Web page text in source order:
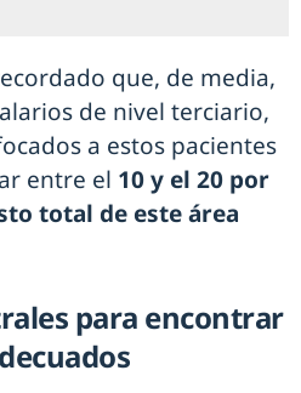
que, de media,
de nivel terciario,
a estos pacientes
entre el 10 y el 20 por
total de este área
para encontrar